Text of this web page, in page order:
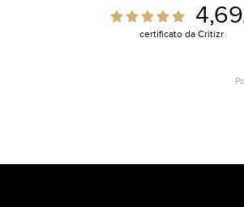
4,69
certificato da Critizr